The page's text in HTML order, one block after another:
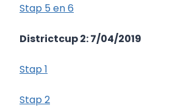
Stap 5 en 6
Districtcup 2: 7/04/2019
Stap 1
Stap 2